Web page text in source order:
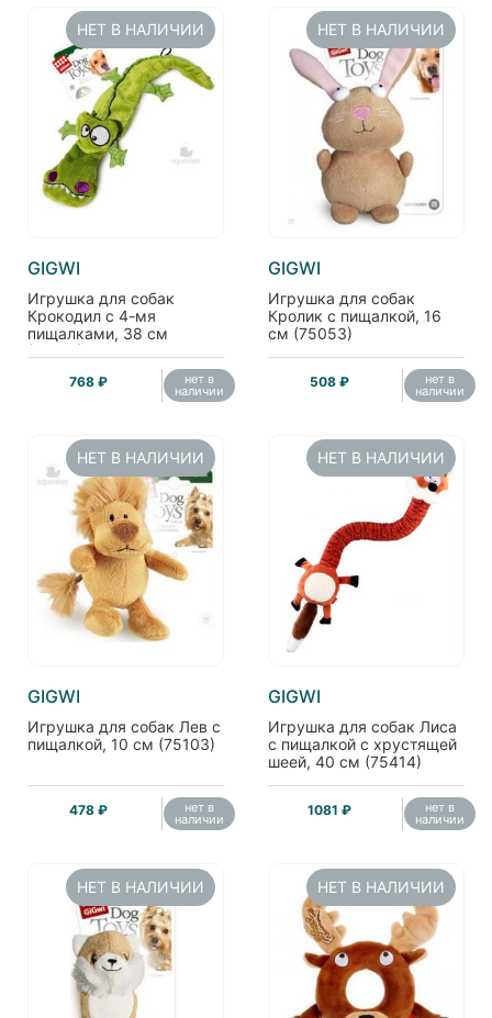
НЕТ В НАЛИЧИИ
GIGWI
Игрушка для собак
Крокодил с 4-мя
пищалками, 38 см
(75021)
768 ₽ нет в
наличии
НЕТ В НАЛИЧИИ
GIGWI
Игрушка для собак
Кролик с пищалкой, 16
см (75053)
508 ₽ нет в
наличии
НЕТ В НАЛИЧИИ
GIGWI
Игрушка для собак Лев с
пищалкой, 10 см (75103)
478 ₽ нет в
наличии
НЕТ В НАЛИЧИИ
GIGWI
Игрушка для собак Лиса
с пищалкой с хрустящей
шеей, 40 см (75414)
1081 ₽ нет в
наличии
НЕТ В НАЛИЧИИ НЕТ В НАЛИЧИИ